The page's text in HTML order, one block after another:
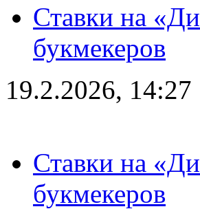
Ставки на
букмекеров
19.2.2026, 14:27
Ставки на
букмекеров